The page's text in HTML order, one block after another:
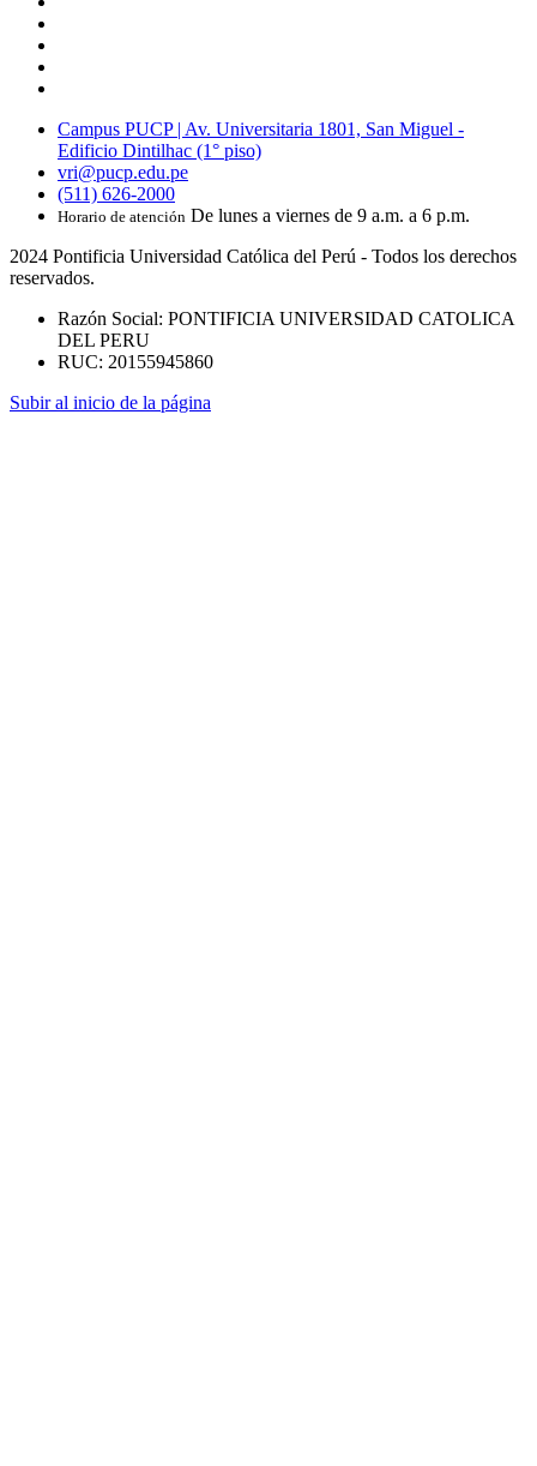
Campus PUCP | Av. Universitaria 1801, San Miguel -
Edificio Dintilhac (1° piso)
vri@pucp.edu.pe
(511) 626-2000
Horario de atención De lunes a viernes de 9 a.m. a 6 p.m.
2024 Pontificia Universidad Católica del Perú - Todos los derechos
reservados.
Razón Social: PONTIFICIA UNIVERSIDAD CATOLICA
DEL PERU
RUC: 20155945860
Subir al inicio de la página